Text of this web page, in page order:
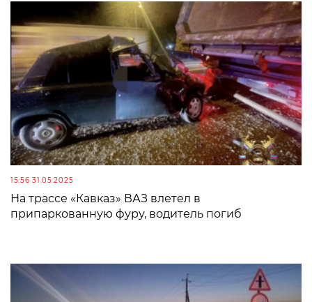
15:56 31.05.2025
На трассе «Кавказ» ВАЗ влетел в
припаркованную фуру, водитель погиб